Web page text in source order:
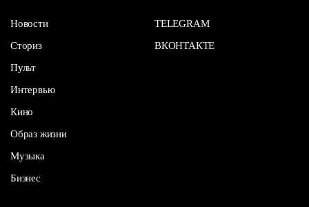
Новости
Сториз
Пульт
Интервью
Кино
Образ жизни
Музыка
Бизнес
TELEGRAM
ВКОНТАКТЕ